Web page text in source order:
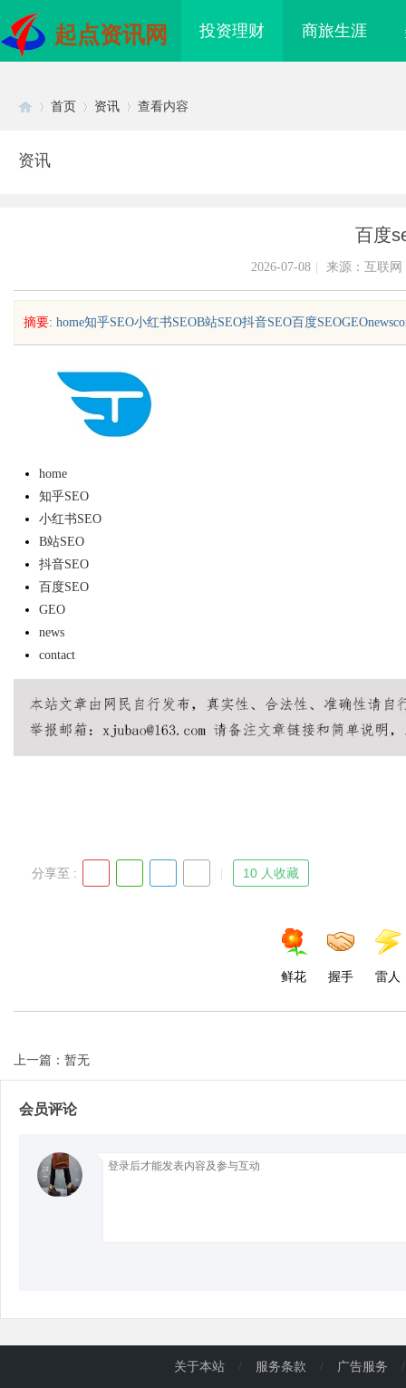
起点资讯网 投资理财 商旅生涯
uz
首页 资讯 查看内容
资讯
百度
2026-07-08 来源：互联网
摘要: home知乎SEO小红书SEOB站SEO抖音SEO百度
home
知乎SEO
小红书SEO
B站SEO
抖音SEO
百度SEO
GEO
news
contact
分享至 : 10 人收藏
鲜花 握手 雷人
上一篇：暂无
会员评论
量影视资源的理
关于本站 / 服务条款 / 广告服务 /